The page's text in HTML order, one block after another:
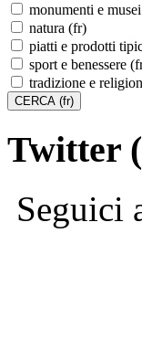
monumenti e
natura (fr)
piatti e prodotti
sport e benessere
tradizione e
Twitter
Seguici